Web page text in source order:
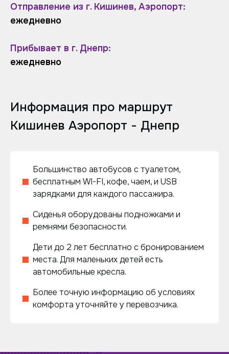
Отправление из г. Кишинев, Аэропорт:
ежедневно
Прибывает в г. Днепр:
ежедневно
Информация про маршрут
Кишинев Аэропорт - Днепр
Большинство автобусов с туалетом,
бесплатным WI-FI, кофе, чаем, и USB
зарядками для каждого пассажира.
Сиденья оборудованы подножками и
ремнями безопасности.
Дети до 2 лет бесплатно с бронированием
места. Для маленьких детей есть
автомобильные кресла.
Более точную информацию об условиях
комфорта уточняйте у перевозчика.